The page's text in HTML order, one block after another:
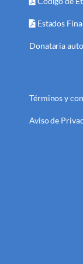
Estados
Donataria
Términos y
Aviso de